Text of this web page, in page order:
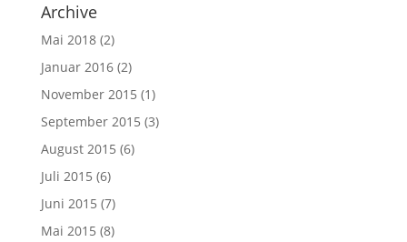
Archive
Mai 2018(2)
Januar 2016(2)
November 2015 (1)
September 2015 (3)
August 2015 (6)
Juli 2015 (6)
Juni 2015 (7)
Mai 2015 (8)